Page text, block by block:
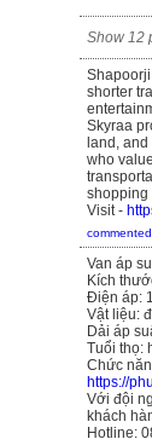
Show 12
shorter
Skyraa
land, and
who
shopping
Visit -
commented
Van áp
Kích
Điện áp:
Vật liệu:
Dải áp
Tuổi thọ:
Chức
https://
Với đội
khách
Hotline: